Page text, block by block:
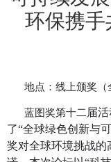
2023
可持续
环保